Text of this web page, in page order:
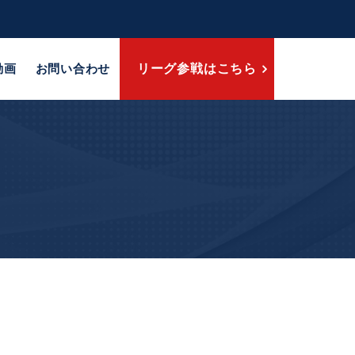
画 お問い合わせ リーグ参戦はこちら